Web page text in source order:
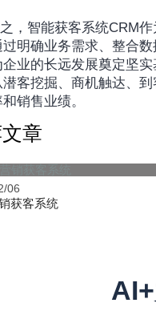
明确业务需求、整合
业的长远发展奠定坚
客挖掘、商机触达、
销售业绩。
章
06
获客系统